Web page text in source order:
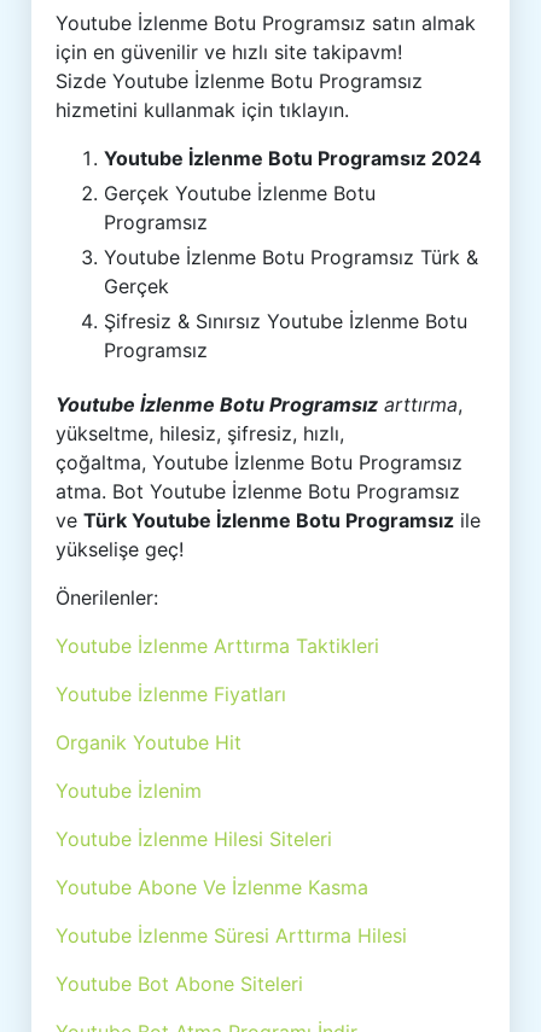
Youtube İzlenme Botu Programsız satın almak
için en güvenilir ve hızlı site takipavm!
Sizde Youtube İzlenme Botu Programsız
hizmetini kullanmak için tıklayın.
Youtube İzlenme Botu Programsız 2024
Gerçek Youtube İzlenme Botu
Programsız
Youtube İzlenme Botu Programsız Türk &
Gerçek
Şifresiz & Sınırsız Youtube İzlenme Botu
Programsız
Youtube İzlenme Botu Programsız arttırma,
yükseltme, hilesiz, şifresiz, hızlı,
çoğaltma, Youtube İzlenme Botu Programsız
atma. Bot Youtube İzlenme Botu Programsız
veTürk Youtube İzlenme Botu Programsız ile
yükselişe geç!
Önerilenler:
Youtube İzlenme Arttırma Taktikleri
Youtube İzlenme Fiyatları
Organik Youtube Hit
Youtube İzlenim
Youtube İzlenme Hilesi Siteleri
Youtube Abone Ve İzlenme Kasma
Youtube İzlenme Süresi Arttırma Hilesi
Youtube Bot Abone Siteleri